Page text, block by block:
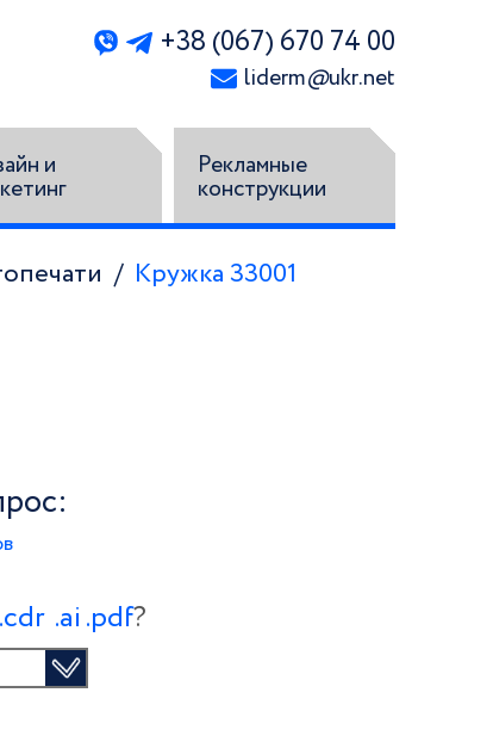
+38 (067) 670 74 00
liderm@ukr.net
и
Рекламные
конструкции
Кружка 33001
.сdr .ai .pdf?